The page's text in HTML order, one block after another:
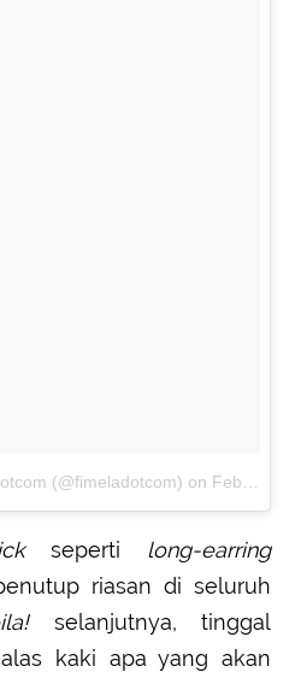
(@fimeladotcom) on Feb 1, 2017 at 6:24pm PST
seperti long-earring
riasan di seluruh
selanjutnya, tinggal
kaki apa yang akan